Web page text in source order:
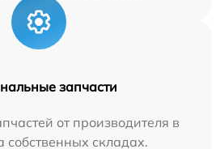
запчасти
от производителя в
собственных складах.